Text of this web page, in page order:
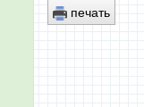
печать